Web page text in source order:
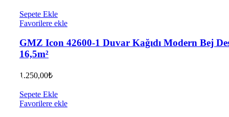
Sepete Ekle
Favorilere ekle
GMZ Icon 42600-1 Duvar Kağıdı Modern Bej
16,5m²
1.250,00₺
Sepete Ekle
Favorilere ekle